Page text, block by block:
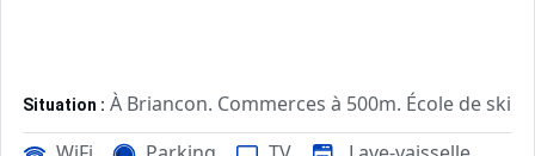
Situation : À Briancon. Commerces à 500m. École de ski
Appartement de particulier :Confortable et tout équipé.